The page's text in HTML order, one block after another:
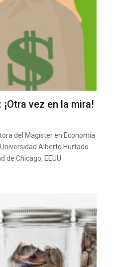
vez en la mira!
del Magíster en Economía
Alberto Hurtado.
de Chicago, EEUU.